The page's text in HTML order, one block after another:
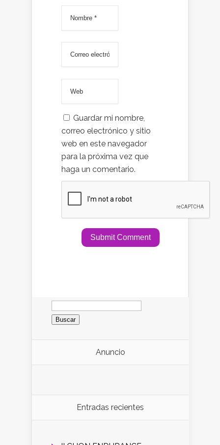
Guardar mi nombre,
correo electrónico y sitio
web en este navegador
para la próxima vez que
haga un comentario.
Buscar:
Anuncio
Entradas recientes